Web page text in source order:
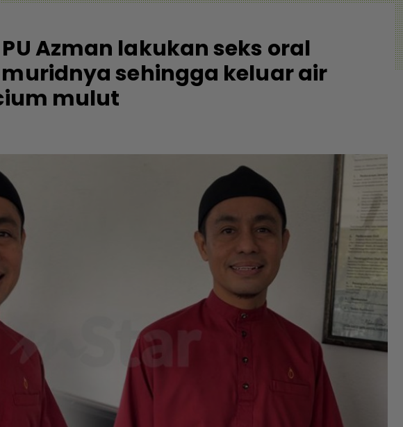
Azman lakukan seks oral
sehingga keluar air
mulut